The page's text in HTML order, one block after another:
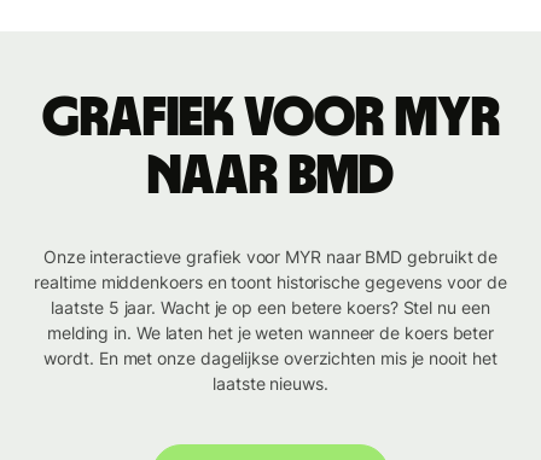
Grafiek voor MYR
naar BMD
Onze interactieve grafiek voor MYR naar BMD gebruikt de
realtime middenkoers en toont historische gegevens voor de
laatste 5 jaar. Wacht je op een betere koers? Stel nu een
melding in. We laten het je weten wanneer de koers beter
wordt. En met onze dagelijkse overzichten mis je nooit het
laatste nieuws.